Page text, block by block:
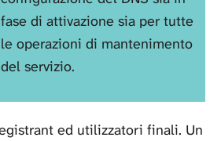
fase di attivazione sia per tutte
le operazioni di mantenimento
del servizio.
ed utilizzatori finali. Un